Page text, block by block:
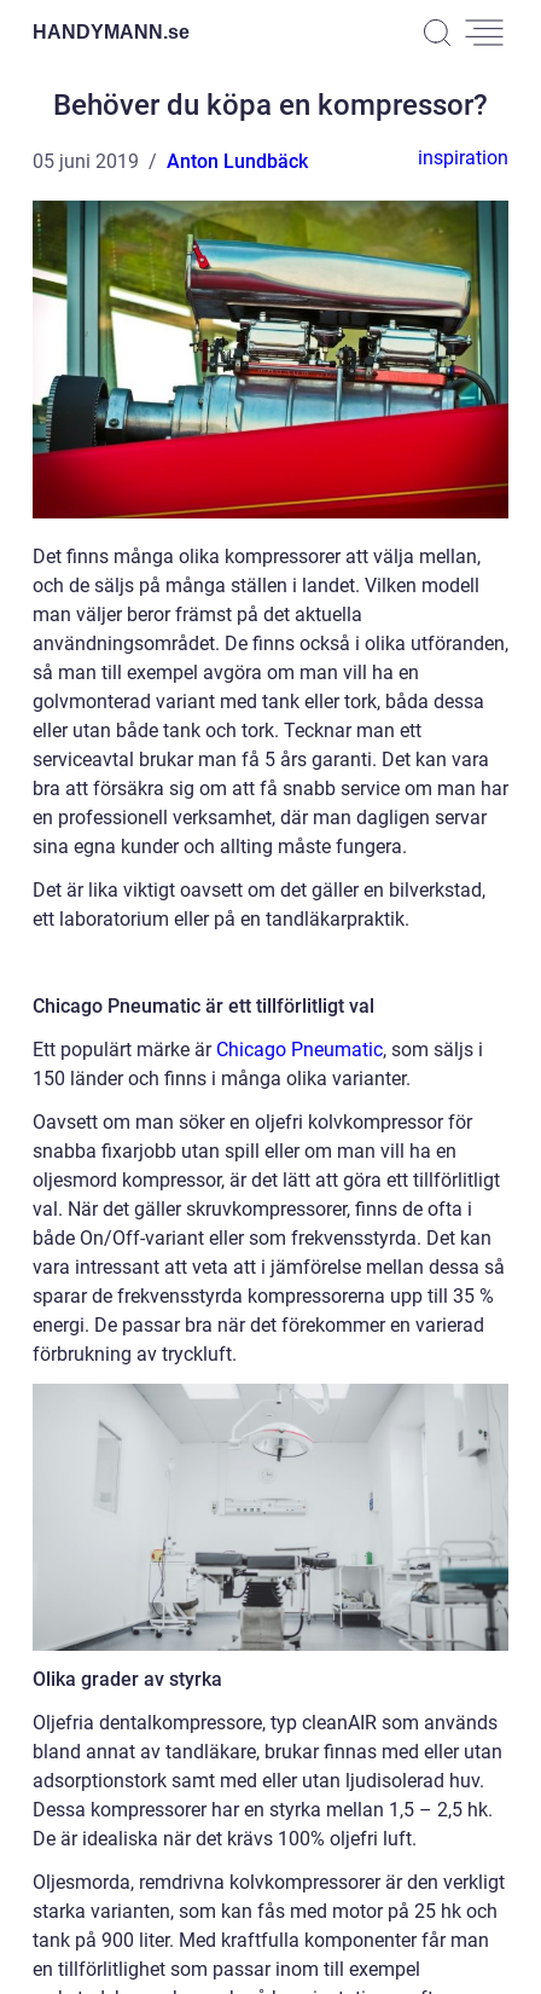
HANDYMANN.se
Behöver du köpa en kompressor?
05 juni 2019 Anton Lundbäck inspiration
Det finns många olika kompressorer att välja mellan,
och de säljs på många ställen i landet. Vilken modell
man väljer beror främst på det aktuella
användningsområdet. De finns också i olika utföranden,
så man till exempel avgöra om man vill ha en
golvmonterad variant med tank eller tork, båda dessa
eller utan både tank och tork. Tecknar man ett
serviceavtal brukar man få 5 års garanti. Det kan vara
bra att försäkra sig om att få snabb service om man har
en professionell verksamhet, där man dagligen servar
sina egna kunder och allting måste fungera.
Det är lika viktigt oavsett om det gäller en bilverkstad,
ett laboratorium eller på en tandläkarpraktik.
Chicago Pneumatic är ett tillförlitligt val
Ett populärt märke är Chicago Pneumatic, som säljs i
150 länder och finns i många olika varianter.
Oavsett om man söker en oljefri kolvkompressor för
snabba fixarjobb utan spill eller om man vill ha en
oljesmord kompressor, är det lätt att göra ett tillförlitligt
val. När det gäller skruvkompressorer, finns de ofta i
både On/Off-variant eller som frekvensstyrda. Det kan
vara intressant att veta att i jämförelse mellan dessa så
sparar de frekvensstyrda kompressorerna upp till 35 %
energi. De passar bra när det förekommer en varierad
förbrukning av tryckluft.
Olika grader av styrka
Oljefria dentalkompressore, typ cleanAIR som används
bland annat av tandläkare, brukar finnas med eller utan
adsorptionstork samt med eller utan ljudisolerad huv.
Dessa kompressorer har en styrka mellan 1,5 – 2,5 hk.
De är idealiska när det krävs 100% oljefri luft.
Oljesmorda, remdrivna kolvkompressorer är den verkligt
starka varianten, som kan fås med motor på 25 hk och
tank på 900 liter. Med kraftfulla komponenter får man
en tillförlitlighet som passar inom till exempel